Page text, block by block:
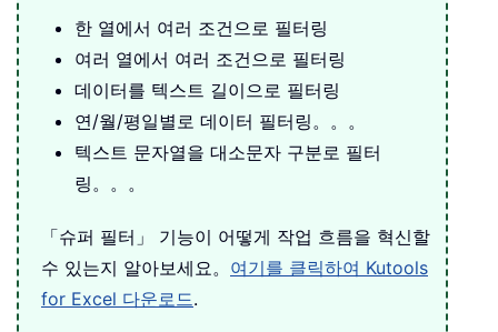
한 열에서 여러 조건으로 필터링
여러 열에서 여러 조건으로 필터링
데이터를 텍스트 길이으로 필터링
연/월/평일별로 데이터 필터링。。。
텍스트 문자열을 대소문자 구분로 필터
링。。。
「슈퍼 필터」 기능이 어떻게 작업 흐름을 혁신할
수 있는지 알아보세요。 여기를 클릭하여 Kutools
for Excel 다운로드.